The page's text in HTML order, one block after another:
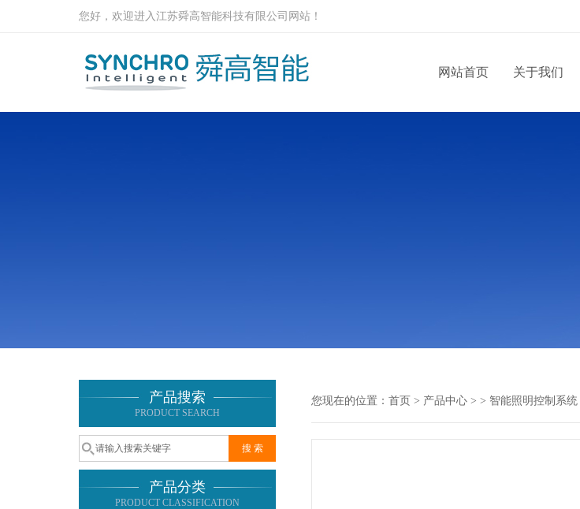
您好，欢迎进入江苏舜高智能科技有限公司网站！
网站首页 关于我们
产品搜索
PRODUCT SEARCH
产品分类
PRODUCT CLASSIFICATION
您现在的位置： 首页 > 产品中心 > > 智能照明控制系统